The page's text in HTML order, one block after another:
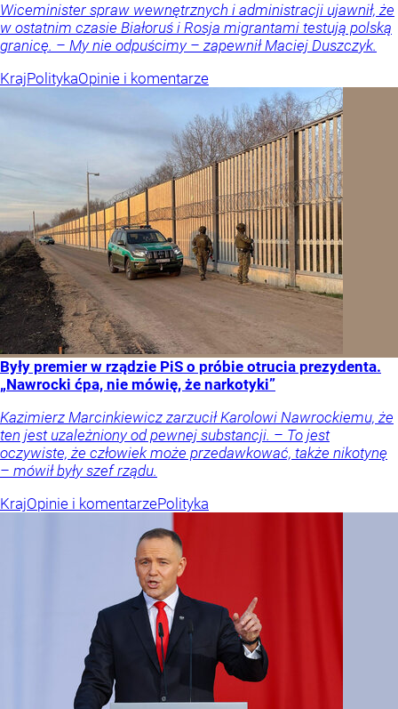
Wiceminister spraw wewnętrznych i administracji ujawnił, że
w ostatnim czasie Białoruś i Rosja migrantami testują polską
granicę. – My nie odpuścimy – zapewnił Maciej Duszczyk.
KrajPolitykaOpinie i komentarze
Były premier w rządzie PiS o próbie otrucia prezydenta.
„Nawrocki ćpa, nie mówię, że narkotyki”
Kazimierz Marcinkiewicz zarzucił Karolowi Nawrockiemu, że
ten jest uzależniony od pewnej substancji. – To jest
oczywiste, że człowiek może przedawkować, także nikotynę
– mówił były szef rządu.
KrajOpinie i komentarzePolityka